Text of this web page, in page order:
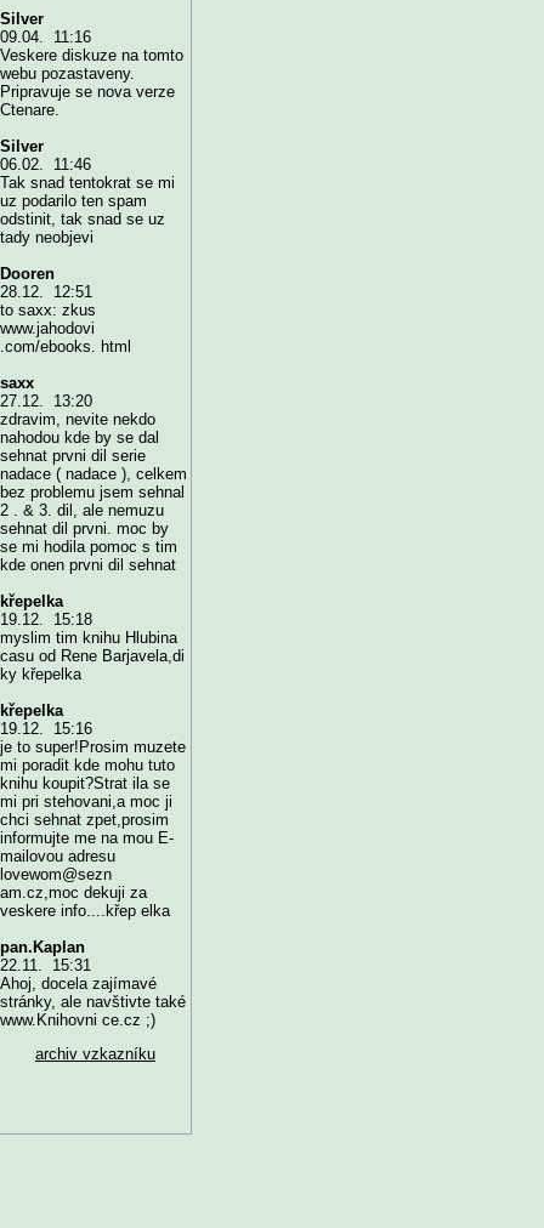
Silver
09.04. 11:16
Veskere diskuze na tomto
webu pozastaveny.
Pripravuje se nova verze
Ctenare.
Silver
06.02. 11:46
Tak snad tentokrat se mi
uz podarilo ten spam
odstinit, tak snad se uz
tady neobjevi
Dooren
28.12. 12:51
to saxx: zkus
www.jahodovi
.com/ebooks. html
saxx
27.12. 13:20
zdravim, nevite nekdo
nahodou kde by se dal
sehnat prvni dil serie
nadace ( nadace ), celkem
bez problemu jsem sehnal
2 . & 3. dil, ale nemuzu
sehnat dil prvni. moc by
se mi hodila pomoc s tim
kde onen prvni dil sehnat
křepelka
19.12. 15:18
myslim tim knihu Hlubina
casu od Rene Barjavela,di
ky křepelka
křepelka
19.12. 15:16
je to super!Prosim muzete
mi poradit kde mohu tuto
knihu koupit?Strat ila se
mi pri stehovani,a moc ji
chci sehnat zpet,prosim
informujte me na mou E-
mailovou adresu
lovewom@sezn
am.cz,moc dekuji za
veskere info....křep elka
pan.Kaplan
22.11. 15:31
Ahoj, docela zajímavé
stránky, ale navštivte také
www.Knihovni ce.cz ;)
archiv vzkazníku